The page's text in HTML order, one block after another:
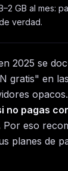
GB al mes:
verdad.
2025 se
gratis" en
no pagas
Por eso
planes de